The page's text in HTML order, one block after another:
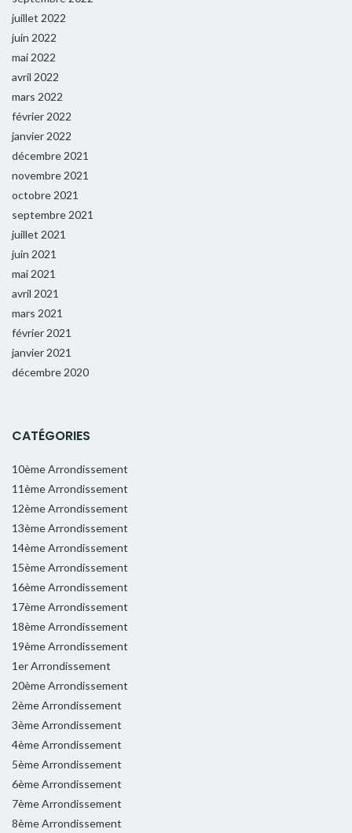
juillet 2022
juin 2022
mai 2022
avril 2022
mars 2022
février 2022
janvier 2022
décembre 2021
novembre 2021
octobre 2021
septembre 2021
juillet 2021
juin 2021
mai 2021
avril 2021
mars 2021
février 2021
janvier 2021
décembre 2020
CATÉGORIES
10ème Arrondissement
11ème Arrondissement
12ème Arrondissement
13ème Arrondissement
14ème Arrondissement
15ème Arrondissement
16ème Arrondissement
17ème Arrondissement
18ème Arrondissement
19ème Arrondissement
1er Arrondissement
20ème Arrondissement
2ème Arrondissement
3ème Arrondissement
4ème Arrondissement
5ème Arrondissement
6ème Arrondissement
7ème Arrondissement
8ème Arrondissement